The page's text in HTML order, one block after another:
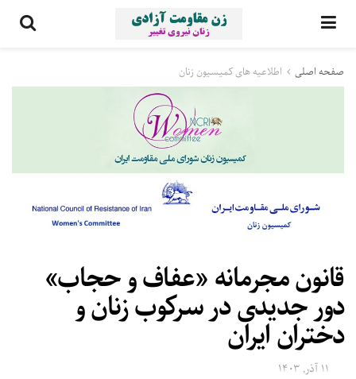
صفحه اصلی اطلاعیه های کمیسیون زنان
قانون مجرمانه «عفاف و حجاب»
دور جدیدی در سرکوب زنان و
دختران ایران
۱۱ آذر, ۱۴۰۳